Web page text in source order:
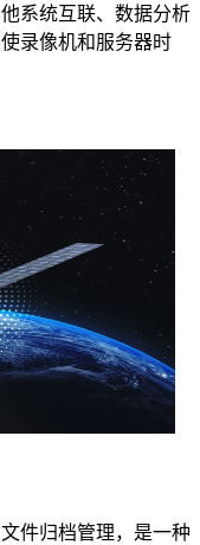
系统互联、数据分析
录像机和服务器时
件归档管理，是一种